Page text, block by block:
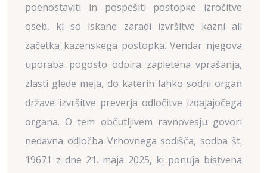
poenostaviti in pospešiti postopke izročitve
oseb, ki so iskane zaradi izvršitve kazni ali
začetka kazenskega postopka. Vendar njegova
uporaba pogosto odpira zapletena vprašanja,
zlasti glede meja, do katerih lahko sodni organ
države izvršitve preverja odločitve izdajajočega
organa. O tem občutljivem ravnovesju govori
nedavna odločba Vrhovnega sodišča, sodba št.
19671 z dne 21. maja 2025, ki ponuja bistvena